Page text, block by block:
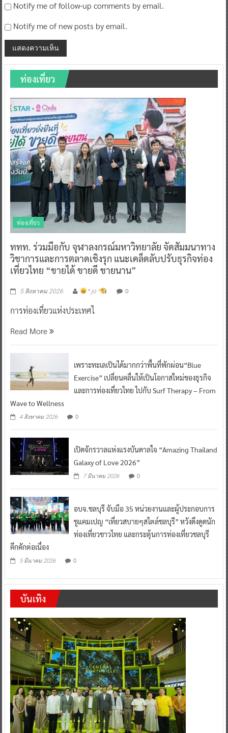
Notify me of follow-up comments by email.
Notify me of new posts by email.
ท่องเที่ยว
ท่องเที่ยว
ททท. ร่วมมือกับ จุฬาลงกรณ์มหาวิทยาลัย จัดสัมมนาทาง
วิชาการและการตลาดเชิงรุก แนะเคล็ดลับปรับธุรกิจท่อง
เที่ยวไทย “ขายได้ ขายดี ขายนาน”
5 สิงหาคม 2026 ^ jo ^ 0
การท่องเที่ยวแห่งประเทศไ
Read More
เพราะทะเลเป็นได้มากกว่าพื้นที่พักผ่อน“Blue
Exercise” เปลี่ยนคลื่นให้เป็นโอกาสใหม่ของธุรกิจ
และการท่องเที่ยวไทย ไปกับ Surf Therapy – From
Wave to Wellness
4 สิงหาคม 2026 0
เปิดจักรวาลแห่งแรงบันดาลใจ “Amazing Thailand
Galaxy of Love 2026”
7 มีนาคม 2026 0
อบจ.ชลบุรี จับมือ 35 หน่วยงานและผู้ประกอบการ
ชูแคมเปญ “เที่ยวสบายๆสไตล์ชลบุรี” หวังดึงดูดนัก
ท่องเที่ยวชาวไทย และกระตุ้นการท่องเที่ยวชลบุรี
คึกคักต่อเนื่อง
5 มีนาคม 2026 0
บันเทิง